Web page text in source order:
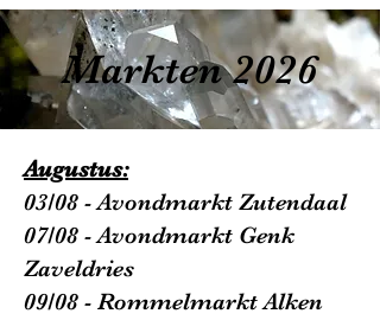
Markten 2026
Augustus:
03/08 - Avondmarkt Zutendaal
07/08 - Avondmarkt Genk
Zaveldries
09/08 - Rommelmarkt Alken